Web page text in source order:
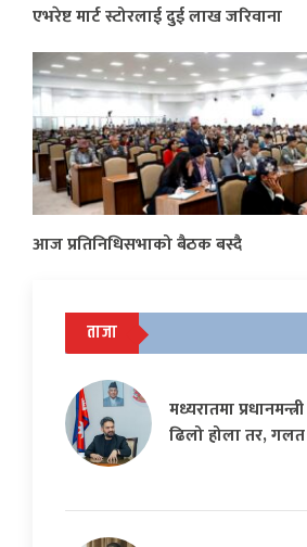
एभरेष्ट मार्ट स्टोरलाई दुई लाख जरिवाना
आज प्रतिनिधिसभाको बैठक बस्दै
ताजा
मध्यरातमा
ढिलो होला तर,